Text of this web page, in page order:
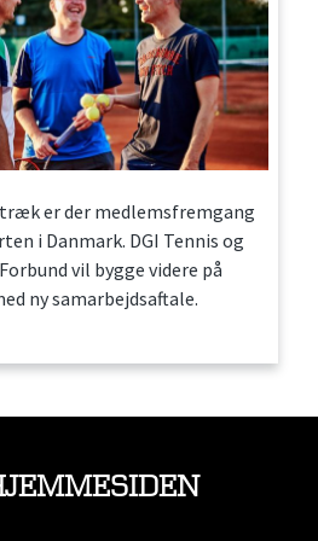
er der medlemsfremgang
i Danmark. DGI Tennis og
vil bygge videre på
ny samarbejdsaftale.